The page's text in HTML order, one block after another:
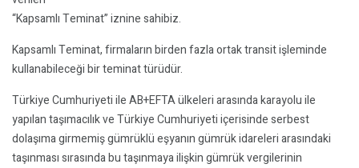
“Kapsamlı Teminat” iznine sahibiz.
Kapsamlı Teminat, firmaların birden fazla ortak transit işleminde
kullanabileceği bir teminat türüdür.
Türkiye Cumhuriyeti ile AB+EFTA ülkeleri arasında karayolu ile
yapılan taşımacılık ve Türkiye Cumhuriyeti içerisinde serbest
dolaşıma girmemiş gümrüklü eşyanın gümrük idareleri arasındaki
taşınması sırasında bu taşınmaya ilişkin gümrük vergilerinin